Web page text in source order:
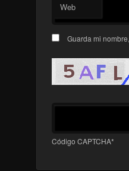
Web
Guarda mi
Código CAPTCHA*